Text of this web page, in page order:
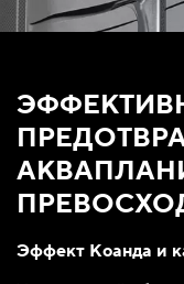
Эффект Коанда и